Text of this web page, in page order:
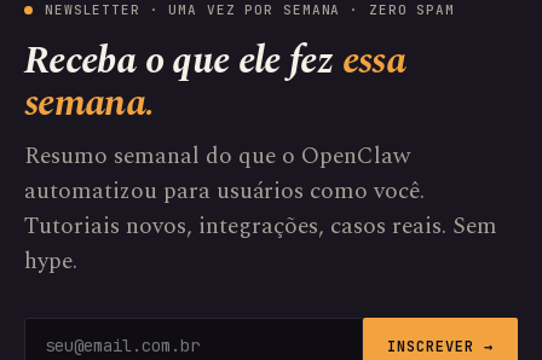
NEWSLETTER · UMA VEZ POR SEMANA · ZERO SPAM
Receba o que ele fezessa
semana.
Resumo semanal do que o OpenClaw
automatizou para usuários como você.
Tutoriais novos, integrações, casos reais. Sem
hype.
INSCREVER →